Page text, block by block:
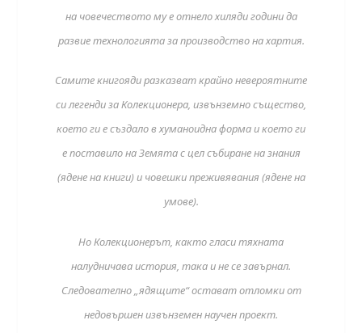
на човечеството му е отнело хиляди години да
развие технологията за производство на хартия.
Самите книгояди разказват крайно невероятните
си легенди за Колекционерa, извънземно същество,
което ги е създало в хуманоидна форма и което ги
е поставило на Земята с цел събиране на знания
(ядене на книги) и човешки преживявания (ядене на
умове).
Но Колекционерът, както гласи тяхната
налудничава история, така и не се завърнал.
Следователно „ядящите“ остават отломки от
недовършен извънземен научен проект.